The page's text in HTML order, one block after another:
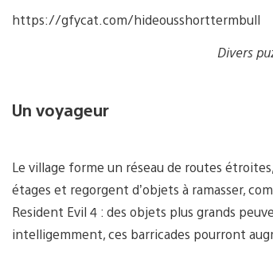
https://gfycat.com/hideousshorttermbull
Divers
Un voyageur
Le village forme un réseau de routes
étages et regorgent d’objets à ramasser,
Resident Evil 4 : des objets plus grands
intelligemment, ces barricades pourront